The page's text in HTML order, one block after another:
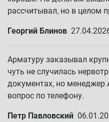
рассчитывал, но в целом
Георгий Блинов
Арматуру заказывал
чуть не случилась
документах, но менеджер
вопрос по телефону.
Петр Павловский